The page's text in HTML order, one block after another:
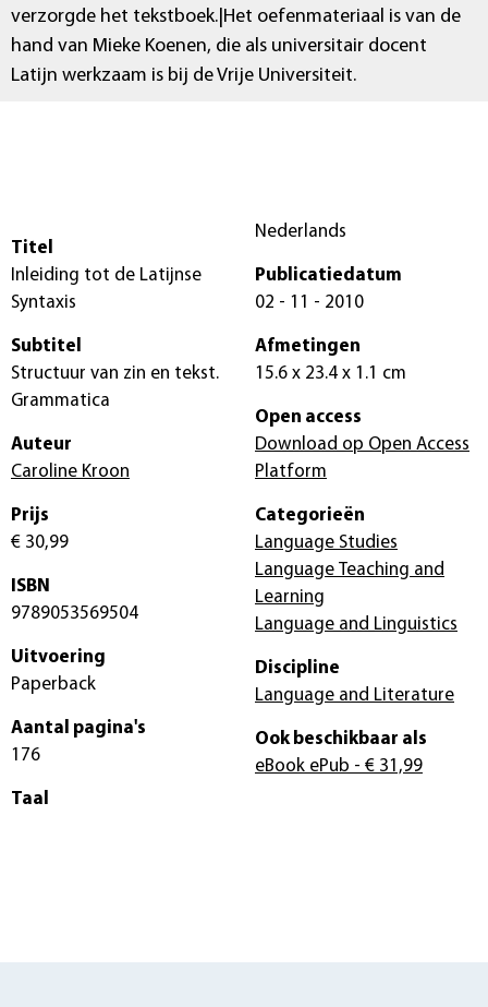
verzorgde het tekstboek.|Het oefenmateriaal is van de
hand van Mieke Koenen, die als universitair docent
Latijn werkzaam is bij de Vrije Universiteit.
Titel
Inleiding tot de Latijnse
Syntaxis
Subtitel
Structuur van zin en tekst.
Grammatica
Auteur
Caroline Kroon
Prijs
€ 30,99
ISBN
9789053569504
Uitvoering
Paperback
Aantal pagina's
176
Taal
Nederlands
Publicatiedatum
02 - 11 - 2010
Afmetingen
15.6 x 23.4 x 1.1 cm
Open access
Download op Open Access
Platform
Categorieën
Language Studies
Language Teaching and
Learning
Language and Linguistics
Discipline
Language and Literature
Ook beschikbaar als
eBook ePub - € 31,99